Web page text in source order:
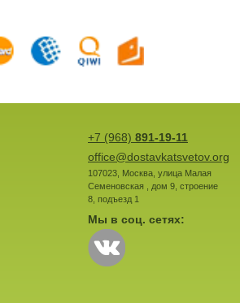
+7 (968) 891-19-11
office@dostavkatsvetov.org
107023, Москва, улица Малая
Семеновская , дом 9, строение
8, подъезд 1
Мы в соц. сетях: